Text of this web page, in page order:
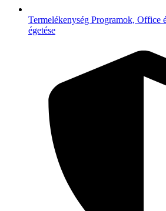
Termelékenység Programok, Office
égetése